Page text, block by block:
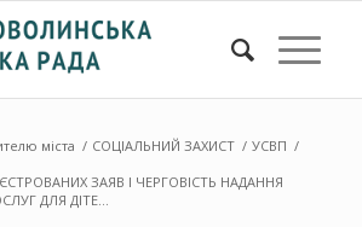
міста / СОЦІАЛЬНИЙ ЗАХИСТ / УСВП /
ЗАЯВ І ЧЕРГОВІСТЬ НАДАННЯ
ДЛЯ ДІТЕ...